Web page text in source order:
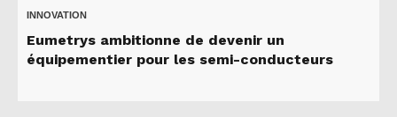
INNOVATION
Eumetrys ambitionne de devenir un
équipementier pour les semi-conducteurs